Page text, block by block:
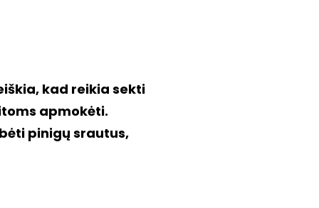
kad reikia sekti
apmokėti.
pinigų srautus,